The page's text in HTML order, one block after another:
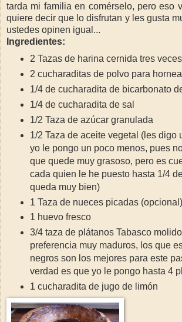
tarda mi familia en comérselo, pero eso
quiere decir que lo disfrutan y les gusta
ustedes opinen igual...
Ingredientes:
2 Tazas de harina cernida tres veces
2 cucharaditas de polvo para
1/4 de cucharadita de bicarbonato
1/4 de cucharadita de sal
1/2 Taza de azúcar granulada
1/2 Taza de aceite vegetal (les digo
yo le pongo un poco menos, pues
que quede muy grasoso, pero es
cada quien le he puesto hasta 1/4
queda muy bien)
1 Taza de nueces picadas (opcional)
1 huevo fresco
3/4 taza de plátanos Tabasco
preferencia muy maduros, los que
negros son los mejores para este
verdad es que yo le pongo hasta 4
1 cucharadita de jugo de limón